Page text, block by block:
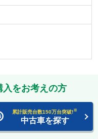
入をお考えの方
累計販売台数150万台突破!※
中古車を探す